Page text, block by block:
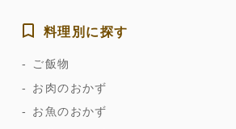
料理別に探す
ご飯物
お肉のおかず
お魚のおかず